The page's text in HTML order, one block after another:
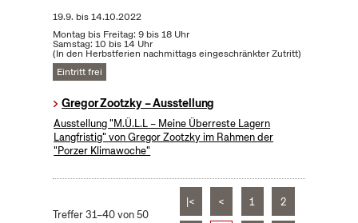
19.9. bis14.10.2022
Montag bis Freitag: 9 bis 18 Uhr
Samstag: 10 bis 14 Uhr
(In den Herbstferien nachmittags eingeschränkter Zutritt)
Eintritt frei
Gregor Zootzky – Ausstellung
Ausstellung "M.Ü.L.L – Meine Überreste Lagern
Langfristig" von Gregor Zootzky im Rahmen der
"Porzer Klimawoche"
Treffer 31–40 von 50
|< < 1 2